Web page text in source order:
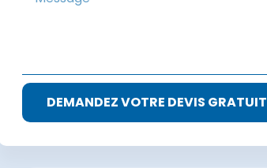
DEMANDEZ VOTRE DEVIS GRATUIT